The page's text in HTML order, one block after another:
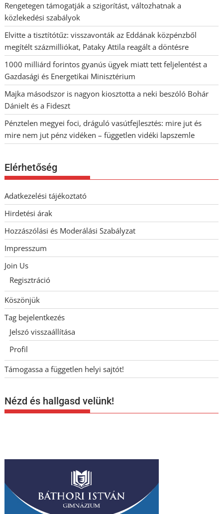
Rengetegen támogatják a szigorítást, változhatnak a
közlekedési szabályok
Elvitte a tisztítótűz: visszavonták az Eddának közpénzből
megítélt százmilliókat, Pataky Attila reagált a döntésre
1000 milliárd forintos gyanús ügyek miatt tett feljelentést a
Gazdasági és Energetikai Minisztérium
Majka másodszor is nagyon kiosztotta a neki beszóló Bohár
Dánielt és a Fideszt
Pénztelen megyei foci, dráguló vasútfejlesztés: mire jut és
mire nem jut pénz vidéken – független vidéki lapszemle
Elérhetőség
Adatkezelési tájékoztató
Hirdetési árak
Hozzászólási és Moderálási Szabályzat
Impresszum
Join Us
Regisztráció
Köszönjük
Tag bejelentkezés
Jelszó visszaállítása
Profil
Támogassa a független helyi sajtót!
Nézd és hallgasd velünk!